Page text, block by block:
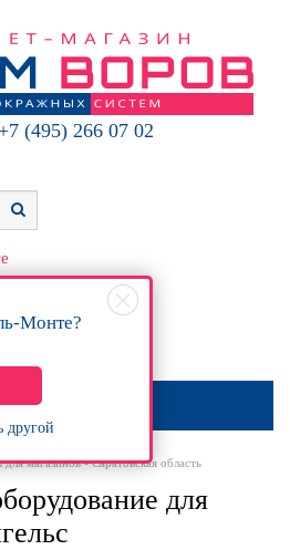
(495) 266 07 02
Монте?
другой
0Р
МЕНЮ
магазинов - Саратовская область
для